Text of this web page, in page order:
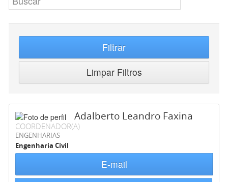
Filtrar
Limpar Filtros
Adalberto Leandro Faxina
COORDENADOR(A)
ENGENHARIAS
Engenharia Civil
E-mail